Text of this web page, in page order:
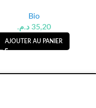
Bio
35,20 د.م.
AJOUTER AU PANIER